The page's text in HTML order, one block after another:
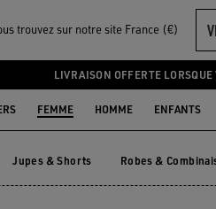
trouvez sur notre site France (€)
LIVRAISON OFFERTE
FEMME HOMME ENFANTS
Jupes & Shorts Robes &